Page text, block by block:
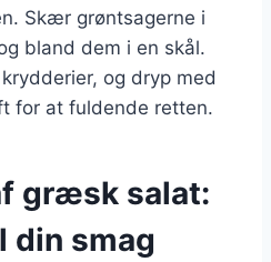
Skær grøntsagerne i
bland dem i en skål.
og dryp med
for at fuldende retten.
græsk salat:
din smag